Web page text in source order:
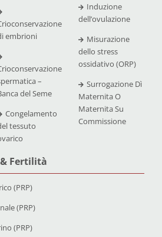
embrioni
–
del Seme
Congelamento
tessuto
Induzione
dell’ovulazione
Misurazione
dello stress
ossidativo (ORP)
Surrogazione Dì
Maternita O
Maternita Su
Commissione
Fertilità
(PRP)
(PRP)
(PRP)